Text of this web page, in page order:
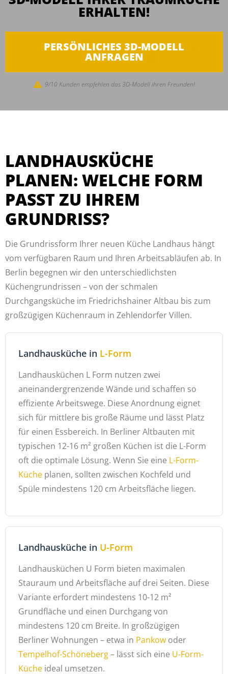
ERHALTEN!
PERSÖNLICHES 3D-MODELL
ANFRAGEN
9/10 Kunden empfehlen das 3D-Modell ihren Freunden!
LANDHAUSKÜCHE
PLANEN: WELCHE FORM
PASST ZU IHREM
GRUNDRISS?
Die Grundrissform Ihrer neuen Küche Landhaus hängt
vom verfügbaren Raum und Ihren Arbeitsabläufen ab. In
Berlin begegnen wir den unterschiedlichsten
Küchengrundrissen – von der schmalen
Durchgangsküche im Friedrichshainer Altbau bis zum
großzügigen Küchenraum in Zehlendorfer Villen.
Landhausküche in L-Form
Landhausküchen L Form nutzen zwei
aneinandergrenzende Wände und schaffen so
effiziente Arbeitswege. Diese Anordnung eignet
sich für mittlere bis große Räume und lässt Platz
für einen Essbereich. In Berliner Altbauten mit
typischen 12-16 m² großen Küchen ist die L-Form
oft die optimale Lösung. Wenn Sie eine L-Form-
Küche planen, sollten zwischen Kochfeld und
Spüle mindestens 120 cm Arbeitsfläche liegen.
Landhausküche in U-Form
Landhausküchen U Form bieten maximalen
Stauraum und Arbeitsfläche auf drei Seiten. Diese
Variante erfordert mindestens 10-12 m²
Grundfläche und einen Durchgang von
mindestens 120 cm Breite. In großzügigen
Berliner Wohnungen – etwa in Pankow oder
Tempelhof-Schöneberg– lässt sich eine U-Form-
Küche ideal umsetzen.